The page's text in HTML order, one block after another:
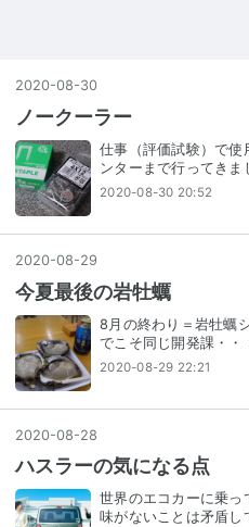
2020-08-30
ノークーラー
仕事（評価試験）で使
ンターまで行ってき
2020-08-30 20:52
2020-08-29
今夏最後の岩牡蠣
8月の終わり＝岩牡蠣
でこそ同じ開発課・
2020-08-29 22:21
2020-08-28
ハスラーの気になる点
世界のエコカーに乗っ
味がないことは矛盾